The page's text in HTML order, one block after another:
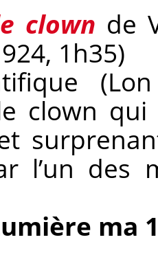
clown de
1h35)
clown qui
l’un des
ma